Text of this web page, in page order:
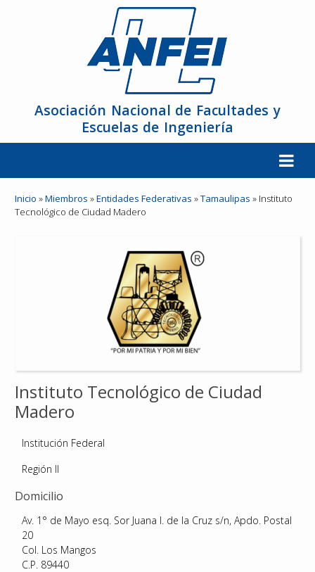
Asociación Nacional de Facultades y
Escuelas de Ingeniería
La ANFEI
Reuniones y Conferencias
Publicaciones
Afiliación
Inicio »Miembros »Entidades Federativas »Tamaulipas » Instituto
Tecnológico de Ciudad Madero
Instituto Tecnológico de Ciudad
Madero
Institución Federal
Región II
Domicilio
Av. 1° de Mayo esq. Sor Juana I. de la Cruz s/n, Apdo. Postal
20
Col. Los Mangos
C.P. 89440